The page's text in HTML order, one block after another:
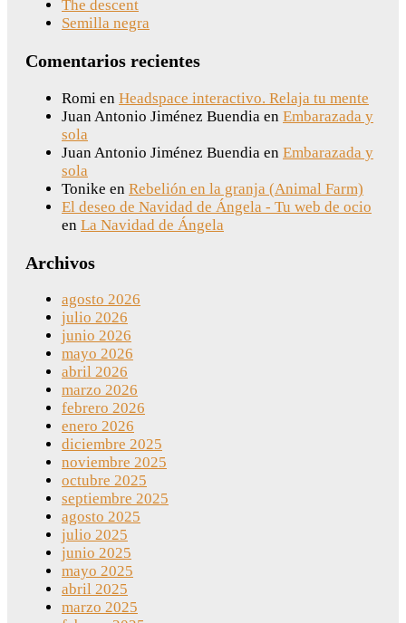
The descent
Semilla negra
Comentarios recientes
Romi en Headspace interactivo. Relaja tu mente
Juan Antonio Jiménez Buendia en Embarazada y
sola
Juan Antonio Jiménez Buendia en Embarazada y
sola
Tonike en Rebelión en la granja (Animal Farm)
El deseo de Navidad de Ángela - Tu web de ocio
en La Navidad de Ángela
Archivos
agosto 2026
julio 2026
junio 2026
mayo 2026
abril 2026
marzo 2026
febrero 2026
enero 2026
diciembre 2025
noviembre 2025
octubre 2025
septiembre 2025
agosto 2025
julio 2025
junio 2025
mayo 2025
abril 2025
marzo 2025